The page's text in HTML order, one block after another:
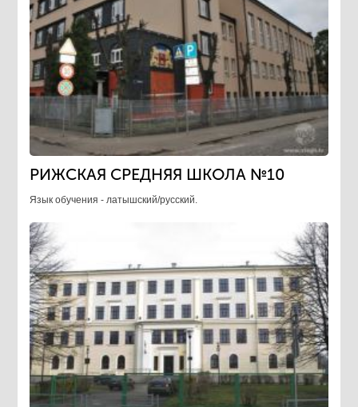
РИЖСКАЯ СРЕДНЯЯ ШКОЛА №10
Язык обучения - латышский/русский.